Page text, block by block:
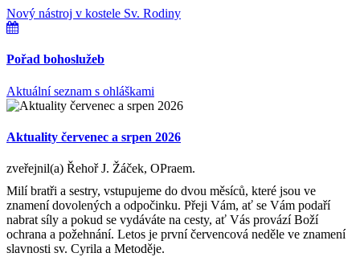
Nový nástroj v kostele Sv. Rodiny
Pořad bohoslužeb
Aktuální seznam s ohláškami
Aktuality červenec a srpen 2026
zveřejnil(a) Řehoř J. Žáček, OPraem.
Milí bratři a sestry, vstupujeme do dvou měsíců, které jsou ve
znamení dovolených a odpočinku. Přeji Vám, ať se Vám podaří
nabrat síly a pokud se vydáváte na cesty, ať Vás provází Boží
ochrana a požehnání. Letos je první červencová neděle ve znamení
slavnosti sv. Cyrila a Metoděje.